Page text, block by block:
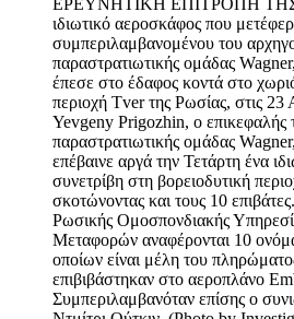
ιδιωτικό αεροσκάφος που
συμπεριλαμβανομένου του
παραστρατιωτικής ομάδας
έπεσε στο έδαφος κοντά στο
περιοχή Tver της Ρωσίας, στις
Yevgeny Prigozhin, ο επικεφαλής
παραστρατιωτικής ομάδας
επέβαινε αργά την Τετάρτη ένα
συνετρίβη στη βορειοδυτική
σκοτώνοντας και τους 10
Ρωσικής Ομοσπονδιακής
Μεταφορών αναφέρονται 10
οποίων είναι μέλη του
επιβιβάστηκαν στο αεροπλάνο
Συμπεριλαμβανόταν επίσης ο